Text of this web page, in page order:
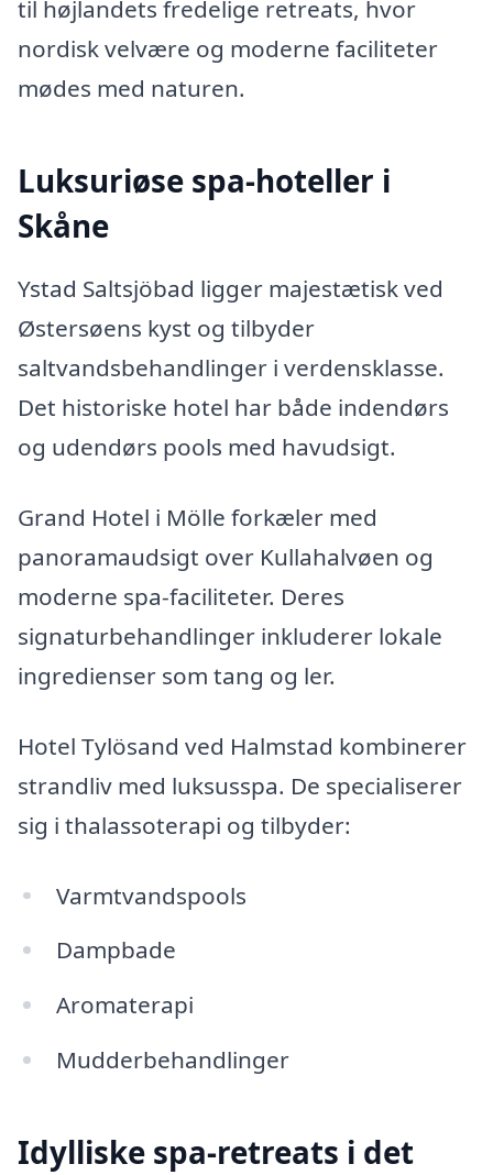
til højlandets fredelige retreats, hvor
nordisk velvære og moderne faciliteter
mødes med naturen.
Luksuriøse spa-hoteller i
Skåne
Ystad Saltsjöbad ligger majestætisk ved
Østersøens kyst og tilbyder
saltvandsbehandlinger i verdensklasse.
Det historiske hotel har både indendørs
og udendørs pools med havudsigt.
Grand Hotel i Mölle forkæler med
panoramaudsigt over Kullahalvøen og
moderne spa-faciliteter. Deres
signaturbehandlinger inkluderer lokale
ingredienser som tang og ler.
Hotel Tylösand ved Halmstad kombinerer
strandliv med luksusspa. De specialiserer
sig i thalassoterapi og tilbyder:
Varmtvandspools
Dampbade
Aromaterapi
Mudderbehandlinger
Idylliske spa-retreats i det